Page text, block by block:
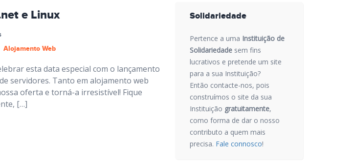
e Linux
Alojamento Web
esta data especial com o lançamento
servidores. Tanto em alojamento web
oferta e torná-a irresistível! Fique
[…]
Solidariedade
Pertence a uma Instituição de
Solidariedadesem fins
lucrativos e pretende um site
para a sua Instituição?
Então contacte-nos, pois
construímos o site da sua
Instituição gratuitamente,
como forma de dar o nosso
contributo a quem mais
precisa. Fale connosco!